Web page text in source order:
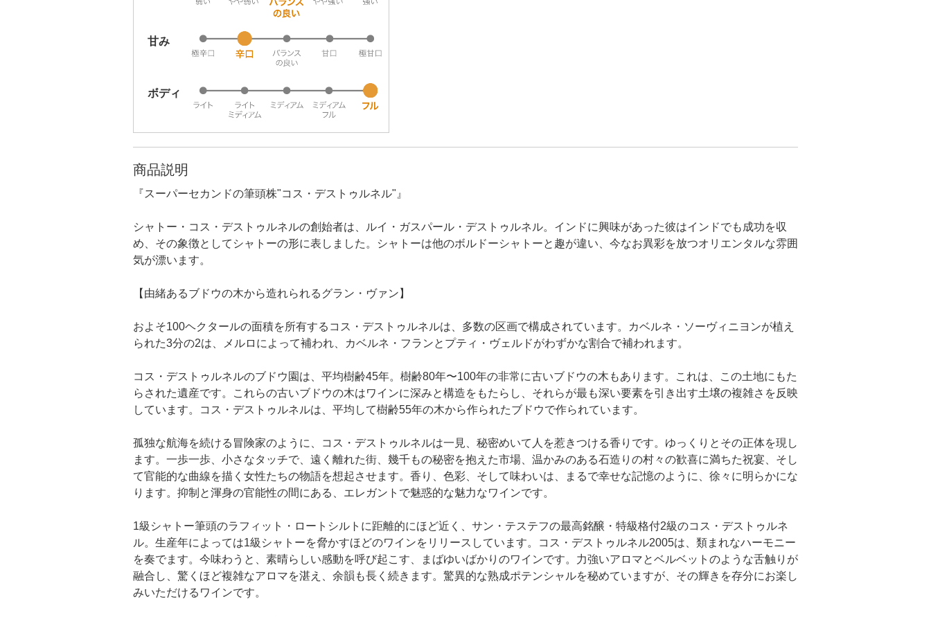
甘み
ボディ
商品説明
『スーパーセカンドの筆頭株"コス・デストゥルネル"』
シャトー・コス・デストゥルネルの創始者は、ルイ・ガスパール・デストゥルネル。インドに興味があった彼はインドでも成功を収
め、その象徴としてシャトーの形に表しました。シャトーは他のボルドーシャトーと趣が違い、今なお異彩を放つオリエンタルな雰囲
気が漂います。
【由緒あるブドウの木から造れられるグラン・ヴァン】
およそ100ヘクタールの面積を所有するコス・デストゥルネルは、多数の区画で構成されています。カベルネ・ソーヴィニヨンが植え
られた3分の2は、メルロによって補われ、カベルネ・フランとプティ・ヴェルドがわずかな割合で補われます。
コス・デストゥルネルのブドウ園は、平均樹齢45年。樹齢80年〜100年の非常に古いブドウの木もあります。これは、この土地にもた
らされた遺産です。これらの古いブドウの木はワインに深みと構造をもたらし、それらが最も深い要素を引き出す土壌の複雑さを反映
しています。コス・デストゥルネルは、平均して樹齢55年の木から作られたブドウで作られています。
孤独な航海を続ける冒険家のように、コス・デストゥルネルは一見、秘密めいて人を惹きつける香りです。ゆっくりとその正体を現し
ます。一歩一歩、小さなタッチで、遠く離れた街、幾千もの秘密を抱えた市場、温かみのある石造りの村々の歓喜に満ちた祝宴、そし
て官能的な曲線を描く女性たちの物語を想起させます。香り、色彩、そして味わいは、まるで幸せな記憶のように、徐々に明らかにな
ります。抑制と渾身の官能性の間にある、エレガントで魅惑的な魅力なワインです。
1級シャトー筆頭のラフィット・ロートシルトに距離的にほど近く、サン・テステフの最高銘醸・特級格付2級のコス・デストゥルネ
ル。生産年によっては1級シャトーを脅かすほどのワインをリリースしています。コス・デストゥルネル2005は、類まれなハーモニー
を奏でます。今味わうと、素晴らしい感動を呼び起こす、まばゆいばかりのワインです。力強いアロマとベルベットのような舌触りが
融合し、驚くほど複雑なアロマを湛え、余韻も長く続きます。驚異的な熟成ポテンシャルを秘めていますが、その輝きを存分にお楽し
みいただけるワインです。